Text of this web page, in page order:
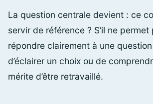
La question centrale devient : ce
servir de référence ? S’il ne permet
répondre clairement à une
d’éclairer un choix ou de
mérite d’être retravaillé.